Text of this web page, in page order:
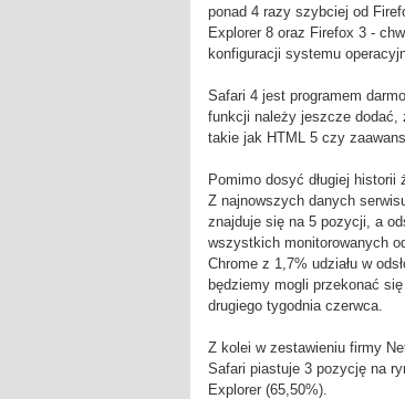
ponad 4 razy szybciej od
Explorer 8 oraz Firefox 3 -
konfiguracji systemu
Safari 4 jest programem
funkcji należy jeszcze dodać,
takie jak HTML 5 czy
Pomimo dosyć długiej
Z najnowszych danych
znajduje się na 5 pozycji, a
wszystkich monitorowanych
Chrome z 1,7% udziału w
będziemy mogli przekonać
drugiego tygodnia czerwca.
Z kolei w zestawieniu firmy
Safari piastuje 3 pozycję na
Explorer (65,50%).